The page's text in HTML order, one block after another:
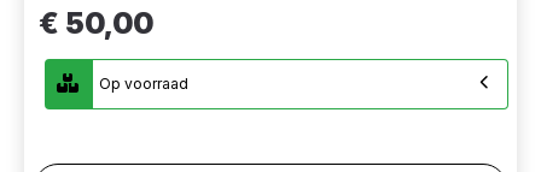
€ 50,00
Op voorraad